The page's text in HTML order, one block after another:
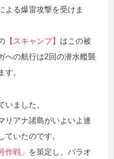
よる爆雷攻撃を受けま
【スキャンプ】 はこの被
への航行は2回の潜水艦襲
す。
いました。
リアナ諸島がいよいよ連
ていたのです。
作戦」
を策定し、パラオ